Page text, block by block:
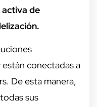
de
conectadas a
De esta manera,
sus